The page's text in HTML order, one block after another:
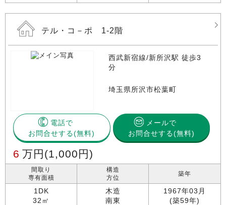
テル・コ－ポ 1-2階
西武新宿線/新所沢駅 徒歩3
分
埼玉県所沢市松葉町
電話で
お問合せする
メールで
お問合せする(無料)
6 万円 (1,000円)
間取り
専有面積
1DK
32㎡
構造
方位
木造
南東
築年
1967年03月
(築59年)